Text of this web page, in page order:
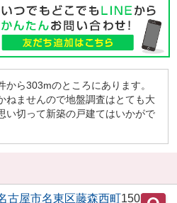
ら303mのところにあります。
ねませんので地盤調査はとても大
い切って新築の戸建てはいかがで
古屋市名東区藤森西町150